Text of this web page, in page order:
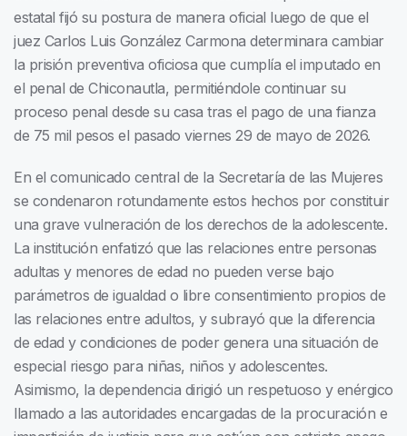
estatal fijó su postura de manera oficial luego de que el
juez Carlos Luis González Carmona determinara cambiar
la prisión preventiva oficiosa que cumplía el imputado en
el penal de Chiconautla, permitiéndole continuar su
proceso penal desde su casa tras el pago de una fianza
de 75 mil pesos el pasado viernes 29 de mayo de 2026.
En el comunicado central de la Secretaría de las Mujeres
se condenaron rotundamente estos hechos por constituir
una grave vulneración de los derechos de la adolescente.
La institución enfatizó que las relaciones entre personas
adultas y menores de edad no pueden verse bajo
parámetros de igualdad o libre consentimiento propios de
las relaciones entre adultos, y subrayó que la diferencia
de edad y condiciones de poder genera una situación de
especial riesgo para niñas, niños y adolescentes.
Asimismo, la dependencia dirigió un respetuoso y enérgico
llamado a las autoridades encargadas de la procuración e